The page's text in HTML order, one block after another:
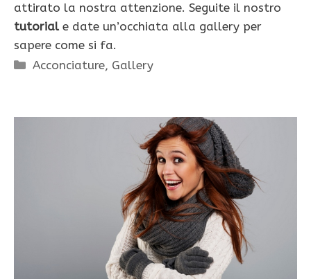
attirato la nostra attenzione. Seguite il nostro
tutoriale date un’occhiata alla gallery per
sapere come si fa.
Categorie
Acconciature, Gallery